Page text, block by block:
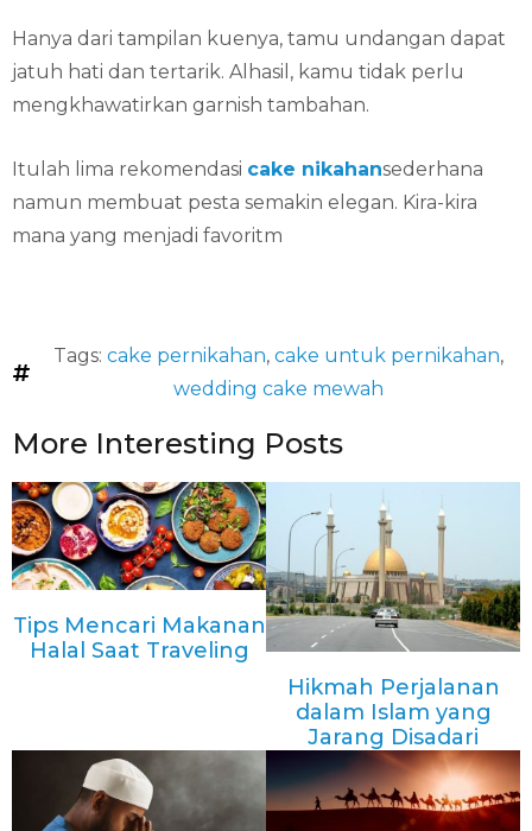
Hanya dari tampilan kuenya, tamu undangan dapat
jatuh hati dan tertarik. Alhasil, kamu tidak perlu
mengkhawatirkan garnish tambahan.
Itulah lima rekomendasi cake nikahansederhana
namun membuat pesta semakin elegan. Kira-kira
mana yang menjadi favoritm
Tags: cake pernikahan, cake untuk pernikahan,
wedding cake mewah
More Interesting Posts
Tips Mencari Makanan
Halal Saat Traveling
Hikmah Perjalanan
dalam Islam yang
Jarang Disadari